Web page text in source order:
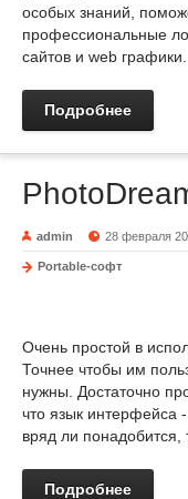
особых знаний,
профессиональные
сайтов и web графики.
Подробнее
admin 28 февраля
Portable-софт
Очень простой в
Точнее чтобы им
нужны. Достаточно
что язык интерфейса
вряд ли понадобится,
Подробнее